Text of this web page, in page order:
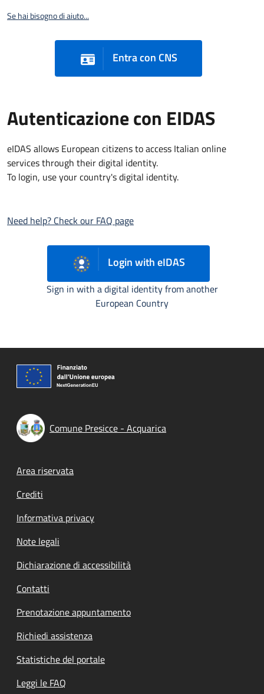
Se hai bisogno di aiuto...
Entra con CNS
Autenticazione con EIDAS
eIDAS allows European citizens to access Italian online
services through their digital identity.
To login, use your country's digital identity.
Need help? Check our FAQ page
Login with eIDAS
Sign in with a digital identity from another
European Country
Comune Presicce - Acquarica
Footer menu
Area riservata
Crediti
Informativa privacy
Note legali
Dichiarazione di accessibilità
Contatti
Prenotazione appuntamento
Richiedi assistenza
Statistiche del portale
Leggi le FAQ